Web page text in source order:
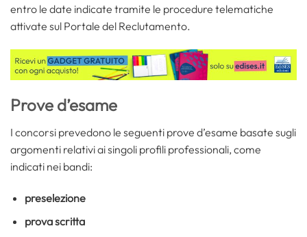
entro le date indicate tramite le procedure telematiche
attivate sul Portale del Reclutamento.
Prove d’esame
I concorsi prevedono le seguenti prove d’esame basate sugli
argomenti relativi ai singoli profili professionali, come
indicati nei bandi:
preselezione
prova scritta